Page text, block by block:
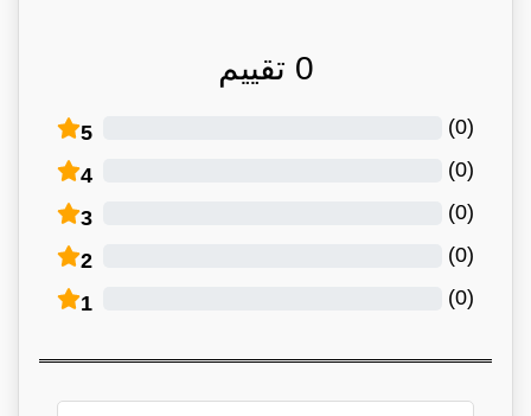
0 تقييم
5 (
0
)
4 (
0
)
3 (
0
)
2 (
0
)
1 (
0
)